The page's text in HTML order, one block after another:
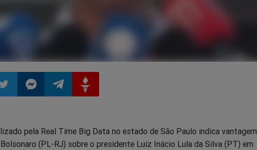
no
no
no
pela Real Time Big Data no estado de São Paulo indica vantagem
(PL-RJ) sobre o presidente Luiz Inácio Lula da Silva (PT) em